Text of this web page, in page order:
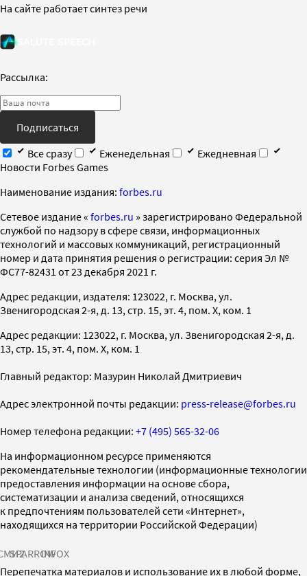
На сайте работает синтез речи
Рассылка:
Подписаться
Все сразу
Еженедельная
Ежедневная
Новости Forbes Games
Наименование издания: forbes.ru
Cетевое издание « forbes.ru » зарегистрировано Федеральной
службой по надзору в сфере связи, информационных
технологий и массовых коммуникаций, регистрационный
номер и дата принятия решения о регистрации: серия Эл №
ФС77-82431 от 23 декабря 2021 г.
Адрес редакции, издателя: 123022, г. Москва, ул.
Звенигородская 2-я, д. 13, стр. 15, эт. 4, пом. X, ком. 1
Адрес редакции: 123022, г. Москва, ул. Звенигородская 2-я, д.
13, стр. 15, эт. 4, пом. X, ком. 1
Главный редактор: Мазурин Николай Дмитриевич
Адрес электронной почты редакции: press-release@forbes.ru
Номер телефона редакции: +7 (495) 565-32-06
На информационном ресурсе применяются
рекомендательные технологии (информационные технологии
предоставления информации на основе сбора,
систематизации и анализа сведений, относящихся
к предпочтениям пользователей сети «Интернет»,
находящихся на территории Российской Федерации)
SPARROWINFOX
Перепечатка материалов и использование их в любой форме,